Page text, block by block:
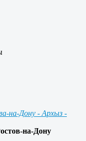
на-Дону - Архыз -
на-Дону